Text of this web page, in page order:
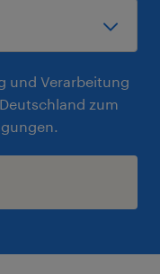
und Verarbeitung
zum